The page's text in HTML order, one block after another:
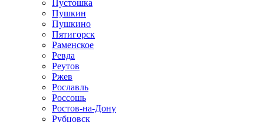
Пустошка
Пушкин
Пушкино
Пятигорск
Раменское
Ревда
Реутов
Ржев
Рославль
Россошь
Ростов-на-Дону
Рубцовск